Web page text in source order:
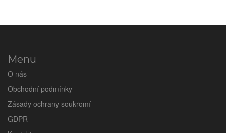
Menu
O nás
Obchodní podmínky
Zásady ochrany soukromí
GDPR